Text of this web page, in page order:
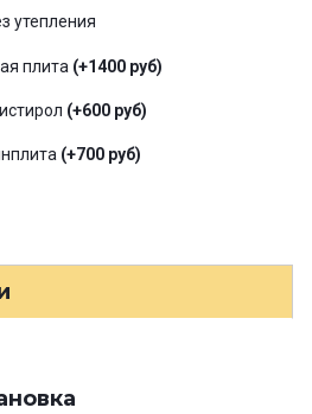
утепления
плита (+1400 руб)
(+600 руб)
(+700 руб)